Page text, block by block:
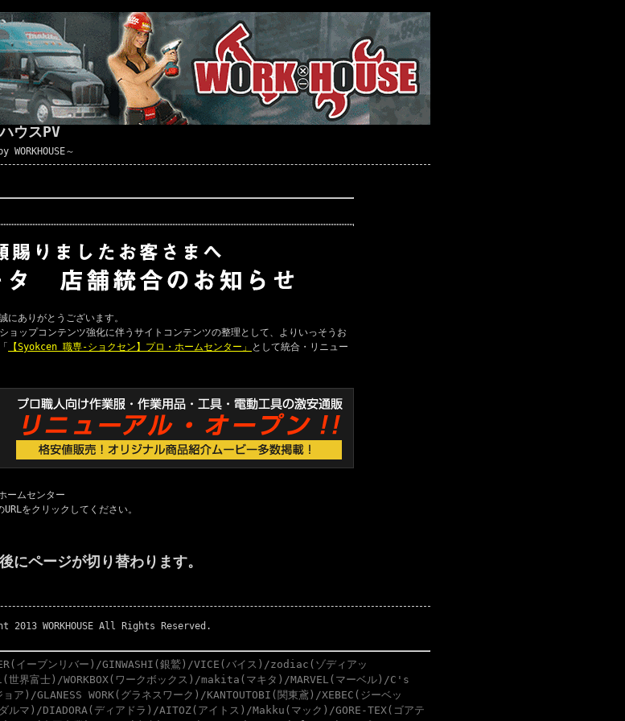
ウスPV
～
にありがとうございます。
ョップコンテンツ強化に伴うサイトコンテンツの整理として、よりいっそうお
【Syokcen 職専-ショクセン】プロ・ホームセンター」
として統合・リニュー
ームセンター
をクリックしてください。
にページが切り替わります。
2013 WORKHOUSE All Rights Reserved.
イーブンリバー)/GINWASHI(銀鷲)/VICE(バイス)/zodiac(ゾディアッ
富士)/WORKBOX(ワークボックス)/makita(マキタ)/MARVEL(マーベル)/C's
GLANESS WORK(グラネスワーク)/KANTOUTOBI(関東鳶)/XEBEC(ジーベッ
ダルマ)/DIADORA(ディアドラ)/AITOZ(アイトス)/Makku(マック)/GORE-TEX(ゴアテ